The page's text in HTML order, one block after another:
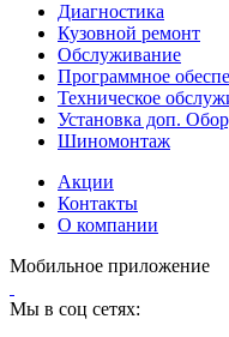
Диагностика
Кузовной ремонт
Обслуживание
Программное
Техническое
Установка доп.
Шиномонтаж
Акции
Контакты
О компании
Мобильное приложение
Мы в соц сетях: